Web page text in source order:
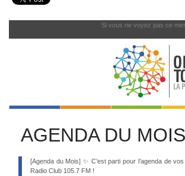
Si vous ne voyez pas ce
AGENDA DU MOIS
[Agenda du Mois] ✨ C’est parti pour l’agenda de
Radio Club 105.7 FM !